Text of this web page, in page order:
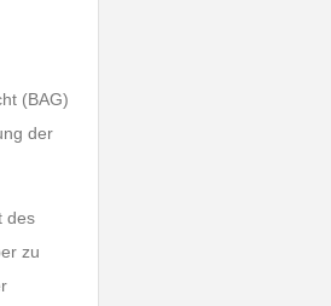
(BAG)
der
des
zu